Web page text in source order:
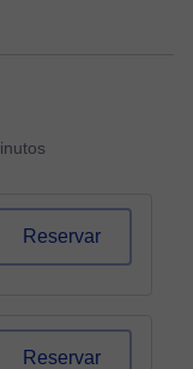
Reservar
Reservar